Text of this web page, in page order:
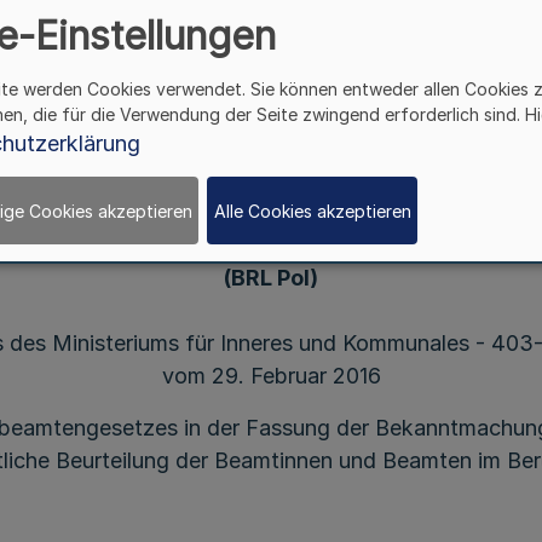
- vom 29. Februar
Richtlinien für die dienstliche Beurteilung
Beamtinnen und Beamten im Bereich der Polizei
(BRL Pol)
des Ministeriums für Inneres und Kommunales -
vom 29. Februar 2016
in der Fassung der
Beurteilung der Beamtinnen und Beamten im
Einstellungen
werden Cookies verwendet. Sie können entweder allen Cookies
die für die Verwendung der Seite zwingend erforderlich sind.
Cookies akzeptieren Alle Cookies akzeptieren